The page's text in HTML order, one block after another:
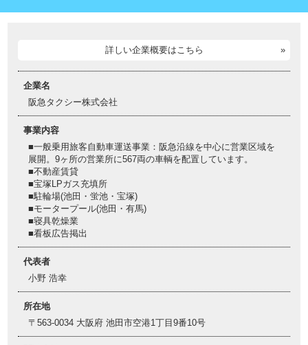
詳しい企業概要はこちら
企業名
阪急タクシー株式会社
事業内容
■一般乗用旅客自動車運送事業：阪急沿線を中心に営業区域を
展開。9ヶ所の営業所に567両の車輌を配置しています。
■不動産賃貸
■宝塚LPガス充填所
■駐輪場(池田・蛍池・宝塚)
■モータープール(池田・有馬)
■寝具乾燥業
■看板広告掲出
代表者
小野 浩幸
所在地
〒563-0034 大阪府 池田市空港1丁目9番10号